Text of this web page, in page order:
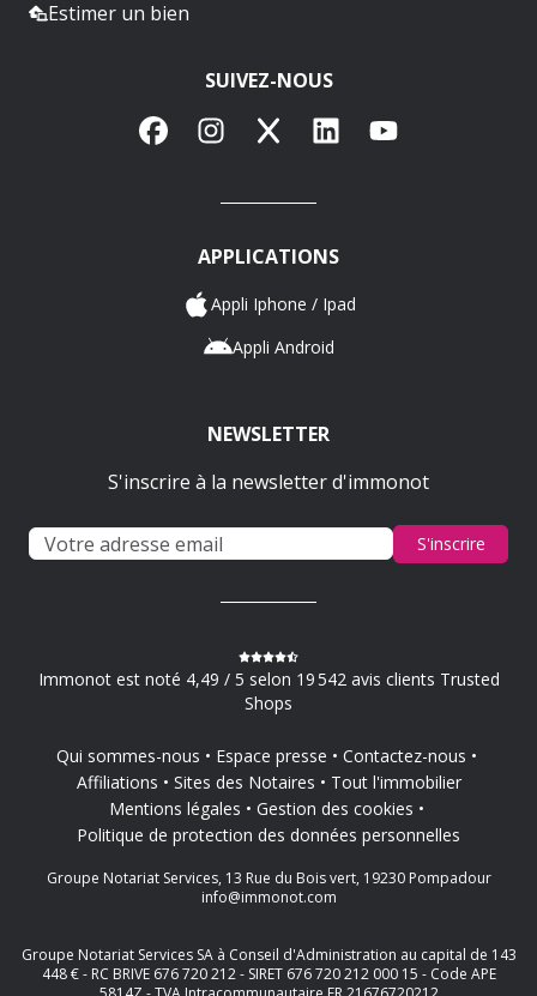
Estimer un bien
SUIVEZ-NOUS
FacebookInstagram
X LinkedInYouTube
APPLICATIONS
Appli Iphone / Ipad
Appli Android
NEWSLETTER
S'inscrire à la newsletter d'immonot
S'inscrire
Immonot est noté 4,49 / 5 selon 19 542 avis clients Trusted
Shops
Qui sommes-nous Espace presse
Contactez-nous
Affiliations
Sites des Notaires
Tout l'immobilier
Mentions légales
Gestion des cookies
Politique de protection des données personnelles
Groupe Notariat Services, 13 Rue du Bois vert, 19230 Pompadour
info@immonot.com
Groupe Notariat Services SA à Conseil d'Administration au capital de 143
448 € - RC BRIVE 676 720 212 - SIRET 676 720 212 000 15 - Code APE